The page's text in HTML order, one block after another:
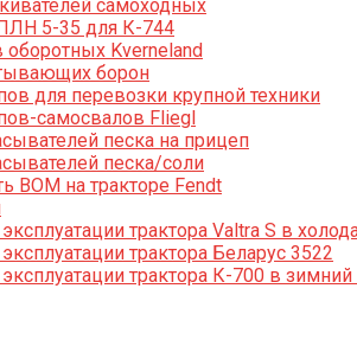
самоходных
5-35 для К-744
оборотных Kverneland
борон
для перевозки крупной техники
самосвалов Fliegl
песка на прицеп
песка/соли
ВОМ на тракторе Fendt
трактора Valtra S в
трактора Беларус 3522
трактора К-700 в